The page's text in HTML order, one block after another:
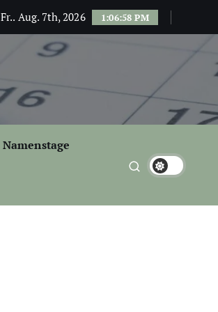
Fr.. Aug. 7th, 2026 1:06:59 PM
Namenstage